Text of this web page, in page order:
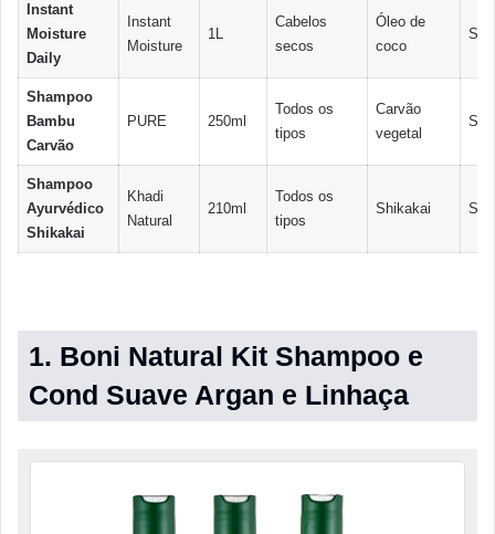
Instant
Moisture
Daily
Instant
Moisture
1L
Cabelos
secos
Óleo de
coco
Sim
Shampoo
Bambu
Carvão
PURE 250ml
Todos os
tipos
Carvão
vegetal
Sim
Shampoo
Ayurvédico
Shikakai
Khadi
Natural
210ml
Todos os
tipos
Shikakai Sim
1. Boni Natural Kit Shampoo e
Cond Suave Argan e Linhaça